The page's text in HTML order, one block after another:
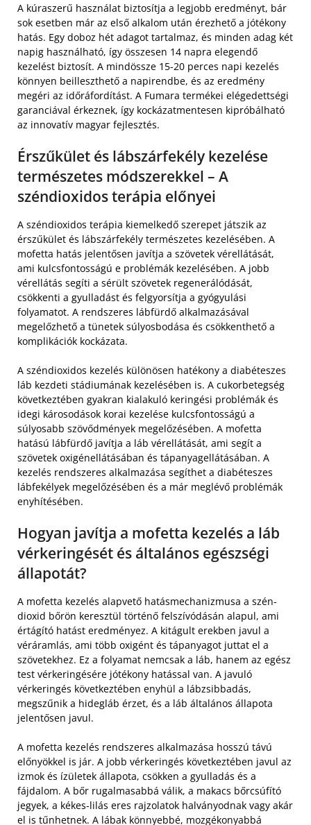
A kúraszerű használat biztosítja a legjobb eredményt, bár
sok esetben már az első alkalom után érezhető a jótékony
hatás. Egy doboz hét adagot tartalmaz, és minden adag két
napig használható, így összesen 14 napra elegendő
kezelést biztosít. A mindössze 15-20 perces napi kezelés
könnyen beilleszthető a napirendbe, és az eredmény
megéri az időráfordítást. A Fumara termékei elégedettségi
garanciával érkeznek, így kockázatmentesen kipróbálható
az innovatív magyar fejlesztés.
Érszűkület és lábszárfekély kezelése
természetes módszerekkel – A
széndioxidos terápia előnyei
A széndioxidos terápia kiemelkedő szerepet játszik az
érszűkület és lábszárfekély természetes kezelésében. A
mofetta hatás jelentősen javítja a szövetek vérellátását,
ami kulcsfontosságú e problémák kezelésében. A jobb
vérellátás segíti a sérült szövetek regenerálódását,
csökkenti a gyulladást és felgyorsítja a gyógyulási
folyamatot. A rendszeres lábfürdő alkalmazásával
megelőzhető a tünetek súlyosbodása és csökkenthető a
komplikációk kockázata.
A széndioxidos kezelés különösen hatékony a diabéteszes
láb kezdeti stádiumának kezelésében is. A cukorbetegség
következtében gyakran kialakuló keringési problémák és
idegi károsodások korai kezelése kulcsfontosságú a
súlyosabb szövődmények megelőzésében. A mofetta
hatású lábfürdő javítja a láb vérellátását, ami segít a
szövetek oxigénellátásában és tápanyagellátásában. A
kezelés rendszeres alkalmazása segíthet a diabéteszes
lábfekélyek megelőzésében és a már meglévő problémák
enyhítésében.
Hogyan javítja a mofetta kezelés a láb
vérkeringését és általános egészségi
állapotát?
A mofetta kezelés alapvető hatásmechanizmusa a szén-
dioxid bőrön keresztül történő felszívódásán alapul, ami
értágító hatást eredményez. A kitágult erekben javul a
véráramlás, ami több oxigént és tápanyagot juttat el a
szövetekhez. Ez a folyamat nemcsak a láb, hanem az egész
test vérkeringésére jótékony hatással van. A javuló
vérkeringés következtében enyhül a lábzsibbadás,
megszűnik a hidegláb érzet, és a láb általános állapota
jelentősen javul.
A mofetta kezelés rendszeres alkalmazása hosszú távú
előnyökkel is jár. A jobb vérkeringés következtében javul az
izmok és ízületek állapota, csökken a gyulladás és a
fájdalom. A bőr rugalmasabbá válik, a makacs bőrcsúfító
jegyek, a kékes-lilás eres rajzolatok halványodnak vagy akár
el is tűnhetnek. A lábak könnyebbé, mozgékonyabbá